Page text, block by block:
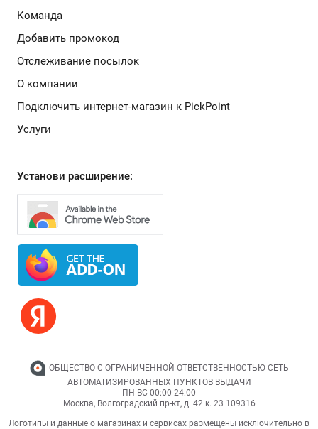
Команда
Добавить промокод
Отслеживание посылок
О компании
Подключить интернет-магазин к PickPoint
Услуги
Установи расширение:
ОБЩЕСТВО С ОГРАНИЧЕННОЙ ОТВЕТСТВЕННОСТЬЮ СЕТЬ
АВТОМАТИЗИРОВАННЫХ ПУНКТОВ ВЫДАЧИ
ПН-ВС 00:00-24:00
Москва, Волгоградский пр-кт, д. 42 к. 23 109316
Логотипы и данные о магазинах и сервисах размещены исключительно в